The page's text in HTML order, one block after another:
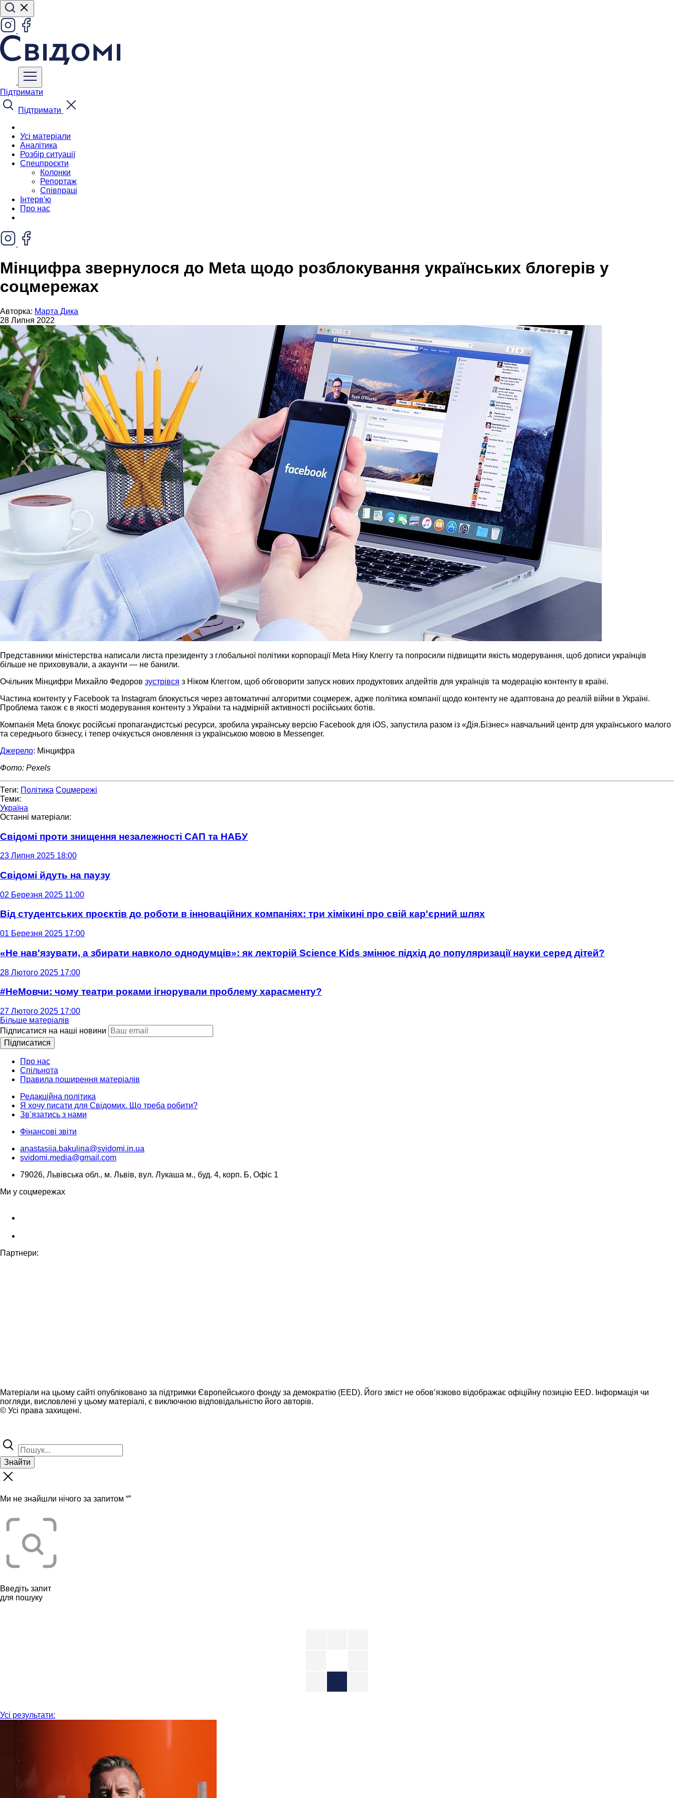
Підтримати
Підтримати
Усі матеріали
Аналітика
Розбір ситуації
Спецпроєкти
Колонки
Репортаж
Співпраці
Інтерв'ю
Про нас
Мінцифра звернулося до Meta щодо розблокування українських блогерів у
соцмережах
Авторка: Марта Дика
28 Липня 2022
Представники міністерства написали листа президенту з глобальної політики корпорації Meta Ніку Клеггу та попросили підвищити якість модерування, щоб дописи українців
більше не приховували, а акаунти — не банили.
Очільник Мінцифри Михайло Федоров зустрівся з Ніком Клеггом, щоб обговорити запуск нових продуктових апдейтів для українців та модерацію контенту в країні.
Частина контенту у Facebook та Instagram блокується через автоматичні алгоритми соцмереж, адже політика компанії щодо контенту не адаптована до реалій війни в Україні.
Проблема також є в якості модерування контенту з України та надмірній активності російських ботів.
Компанія Meta блокує російські пропагандистські ресурси, зробила українську версію Facebook для iOS, запустила разом із «Дія.Бізнес» навчальний центр для українського малого
та середнього бізнесу, і тепер очікується оновлення із українською мовою в Messenger.
Джерело: Мінцифра
Фото: Pexels
Теги: Політика Соцмережі
Теми:
Україна
Останні матеріали:
Свідомі проти знищення незалежності САП та НАБУ
23 Липня 2025 18:00
Свідомі йдуть на паузу
02 Березня 2025 11:00
Від студентських проєктів до роботи в інноваційних компаніях: три хімікині про свій кар'єрний шлях
01 Березня 2025 17:00
«Не нав'язувати, а збирати навколо однодумців»: як лекторій Science Kids змінює підхід до популяризації науки серед дітей?
28 Лютого 2025 17:00
#НеМовчи: чому театри роками ігнорували проблему харасменту?
27 Лютого 2025 17:00
Більше матеріалів
Підписатися на наші новини
Підписатися
Про нас
Спільнота
Правила поширення матеріалів
Редакційна політика
Я хочу писати для Свідомих. Що треба робити?
Зв’язатись з нами
Фінансові звіти
anastasiia.bakulina@svidomi.in.ua
svidomi.media@gmail.com
79026, Львівська обл., м. Львів, вул. Лукаша м., буд. 4, корп. Б, Офіс 1
Ми у соцмережах
Партнери:
Матеріали на цьому сайті опубліковано за підтримки Європейського фонду за демократію (EED). Його зміст не обов’язково відображає офіційну позицію EED. Інформація чи
погляди, висловлені у цьому матеріалі, є виключною відповідальністю його авторів.
© Усі права захищені.
Знайти
Ми не знайшли нічого за запитом “”
Введіть запит
для пошуку
Усі результати: